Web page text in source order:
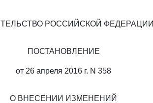
РОССИЙСКОЙ ФЕДЕРАЦИИ
ПОСТАНОВЛЕНИЕ
от 26 апреля 2016 г. N 358
О ВНЕСЕНИИ ИЗМЕНЕНИЙ